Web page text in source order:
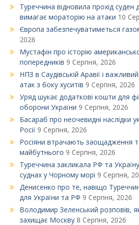
Туреччина відновила прохід
вимагає мораторію на атаки 10
Європа забезпечуватиметься
2026
Мустафін про історію
попередників 9 Серпня, 2026
НПЗ в Саудівській Аравії і
атак з боку хуситів 9 Серпня, 2026
Уряд шукає додаткові кошти для
оборони України 9 Серпня, 2026
Басараб про неочевидні наслідки
Росії 9 Серпня, 2026
Росіяни втрачають заощадження
майбутнього 9 Серпня, 2026
Туреччина закликала РФ та
суднах у Чорному морі 9 Серпня,
Денисенко про те, навіщо
для України та РФ 9 Серпня, 2026
Володимир Зеленський розповів,
захищає Москву 8 Серпня, 2026